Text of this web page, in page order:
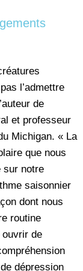
l’admettre
de
et professeur
Michigan. « La
que nous
sur notre
saisonnier
dont nous
routine
ouvrir de
dépression